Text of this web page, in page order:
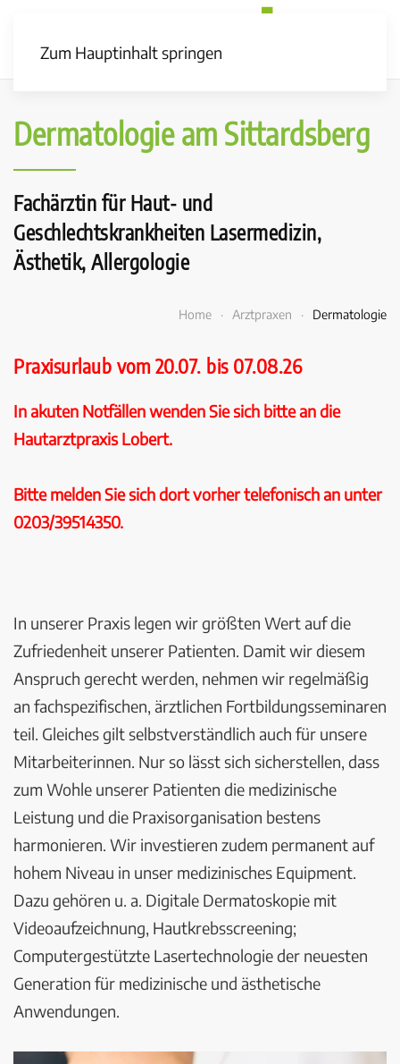
Zum Hauptinhalt springen
Dermatologie am Sittardsberg
Fachärztin für Haut- und
Geschlechtskrankheiten Lasermedizin,
Ästhetik, Allergologie
Home Arztpraxen Dermatologie
Praxisurlaub vom 20.07. bis 07.08.26
In akuten Notfällen wenden Sie sich bitte an die
Hautarztpraxis Lobert.
Bitte melden Sie sich dort vorher telefonisch an unter
0203/39514350.
In unserer Praxis legen wir größten Wert auf die
Zufriedenheit unserer Patienten. Damit wir diesem
Anspruch gerecht werden, nehmen wir regelmäßig
an fachspezifischen, ärztlichen Fortbildungsseminaren
teil. Gleiches gilt selbstverständlich auch für unsere
Mitarbeiterinnen. Nur so lässt sich sicherstellen, dass
zum Wohle unserer Patienten die medizinische
Leistung und die Praxisorganisation bestens
harmonieren. Wir investieren zudem permanent auf
hohem Niveau in unser medizinisches Equipment.
Dazu gehören u. a. Digitale Dermatoskopie mit
Videoaufzeichnung, Hautkrebsscreening;
Computergestützte Lasertechnologie der neuesten
Generation für medizinische und ästhetische
Anwendungen.